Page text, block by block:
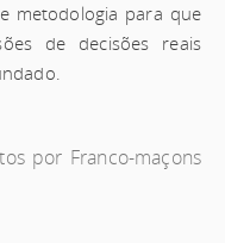
metodologia para que
de decisões reais
por Franco-maçons